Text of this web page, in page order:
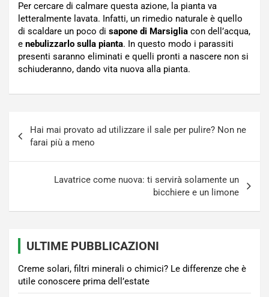
Per cercare di calmare questa azione, la pianta va
letteralmente lavata. Infatti, un rimedio naturale è quello
di scaldare un poco di sapone di Marsiglia con dell’acqua,
e nebulizzarlo sulla pianta. In questo modo i parassiti
presenti saranno eliminati e quelli pronti a nascere non si
schiuderanno, dando vita nuova alla pianta.
articoli
Hai mai provato ad utilizzare il sale per pulire? Non ne
farai più a meno
Lavatrice come nuova: ti servirà solamente un
bicchiere e un limone
ULTIME PUBBLICAZIONI
Creme solari, filtri minerali o chimici? Le differenze che è
utile conoscere prima dell’estate